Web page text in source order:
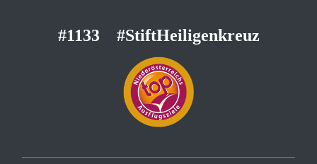
#1133 #StiftHeiligenkreuz